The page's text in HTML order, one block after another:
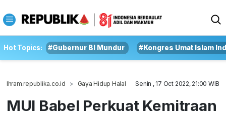
Hot Topics: #Gubernur BI Mundur #Kongres Umat Islam
Ihram.republika.co.id Gaya Hidup Halal Senin , 17 Oct 2022, 21:00 WIB
MUI Babel Perkuat Kemitraan